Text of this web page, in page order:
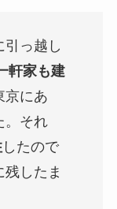
っ越し
軒家も建
京にあ
。それ
したので
したま